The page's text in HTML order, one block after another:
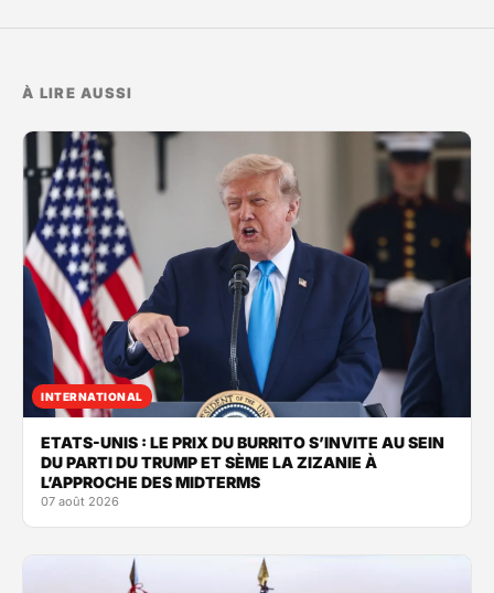
À LIRE AUSSI
INTERNATIONAL
ETATS-UNIS : LE PRIX DU BURRITO S’INVITE AU SEIN
DU PARTI DU TRUMP ET SÈME LA ZIZANIE À
L’APPROCHE DES MIDTERMS
07 août 2026